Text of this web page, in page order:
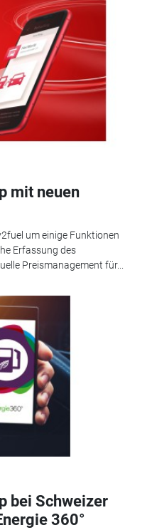
mit neuen
um einige Funktionen
Erfassung des
Preismanagement für...
bei Schweizer
360°